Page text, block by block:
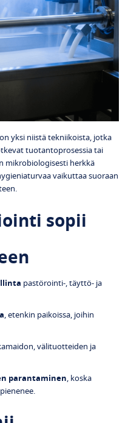
yksi niistä tekniikoista, jotka
tuotantoprosessia tai
mikrobiologisesti herkkä
vaikuttaa suoraan
sopii
pastörointi‑, täyttö‑ ja
, etenkin paikoissa, joihin
välituotteiden ja
parantaminen, koska